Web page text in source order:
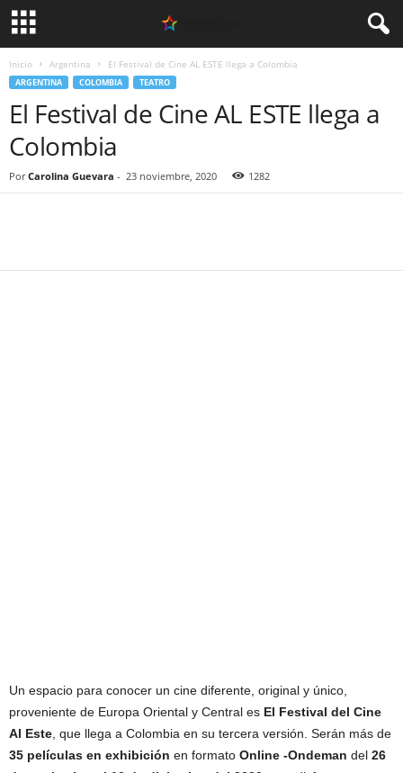
Inicio Argentina El Festival de Cine AL ESTE llega a Colombia
ARGENTINA COLOMBIA TEATRO
El Festival de Cine AL ESTE llega a
Colombia
Por Carolina Guevara - 23 noviembre, 2020 1282
Un espacio para conocer un cine diferente, original y único,
proveniente de Europa Oriental y Central es El Festival del Cine
Al Este , que llega a Colombia en su tercera versión. Serán más de
35 películas en exhibición en formato Online -Ondeman del 26